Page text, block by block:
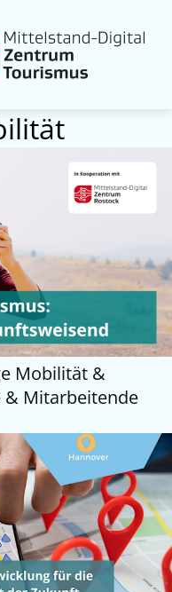
Mobilität &
& Mitarbeitende